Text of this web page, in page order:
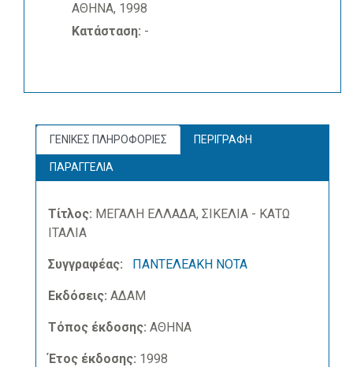
ΑΘΗΝΑ, 1998
Κατάσταση: -
ΓΕΝΙΚΕΣ ΠΛΗΡΟΦΟΡΙΕΣ ΠΕΡΙΓΡΑΦΗ
ΠΑΡΑΓΓΕΛΙΑ
Τίτλος: ΜΕΓΑΛΗ ΕΛΛΑΔΑ, ΣΙΚΕΛΙΑ - ΚΑΤΩ
ΙΤΑΛΙΑ
Συγγραφέας: ΠΑΝΤΕΛΕΑΚΗ ΝΟΤΑ
Εκδόσεις: ΑΔΑΜ
Τόπος έκδοσης: ΑΘΗΝΑ
Έτος έκδοσης: 1998